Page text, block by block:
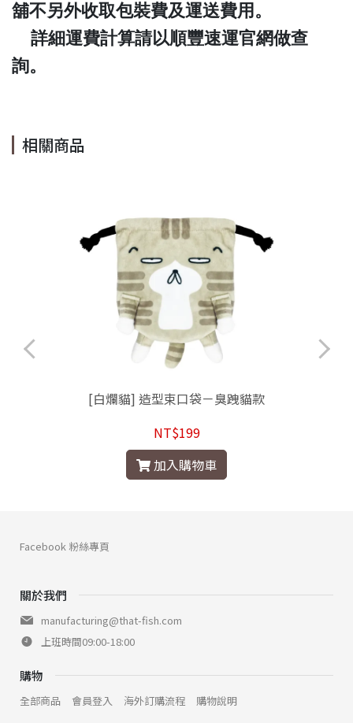
舖不另外收取包裝費及運送費用。
詳細運費計算請以順豐速運官網做查
詢。
相關商品
[白爛貓] 造型束口袋－臭跩貓款
NT$199
加入購物車
關於我們
manufacturing@that-fish.com
上班時間09:00-18:00
購物
全部商品 會員登入 海外訂購流程 購物說明
Facebook 粉絲專頁